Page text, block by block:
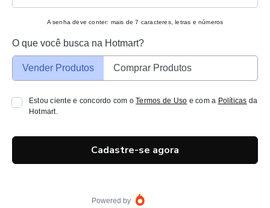
A senha deve conter: mais de 7 caracteres, letras e números
O que você busca na Hotmart?
Vender Produtos Comprar Produtos
Estou ciente e concordo com oTermos de Uso e com a Políticas da
Hotmart.
Cadastre-se agora
Powered by